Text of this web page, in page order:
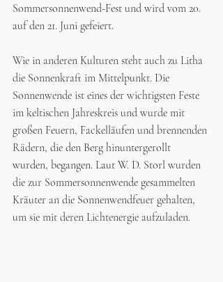
Sommersonnenwend-Fest und wird vom 20.
auf den 21. Juni gefeiert.
Wie in anderen Kulturen steht auch zu Litha
die Sonnenkraft im Mittelpunkt. Die
Sonnenwende ist eines der wichtigsten Feste
im keltischen Jahreskreis und wurde mit
großen Feuern, Fackelläufen und brennenden
Rädern, die den Berg hinuntergerollt
wurden, begangen. Laut W. D. Storl wurden
die zur Sommersonnenwende gesammelten
Kräuter an die Sonnenwendfeuer gehalten,
um sie mit deren Lichtenergie aufzuladen.